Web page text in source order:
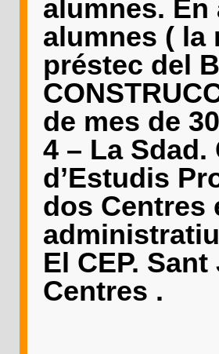
alumnes.
alumnes ( la
préstec del
de mes de
4 – La
d’Estudis
dos Centres
El CEP.
Centres .